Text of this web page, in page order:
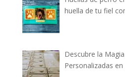
huella de tu fiel
Descubre la
Personalizadas